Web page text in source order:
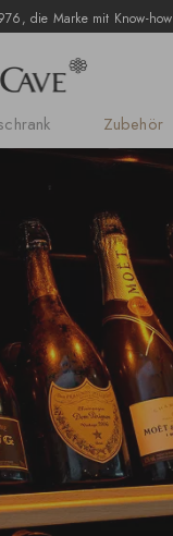
die Marke mit Know-how
Zubehör